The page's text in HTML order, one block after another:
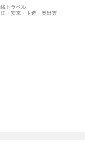
公が愛した街めぐり
トラベル
・安来・玉造・奥出雲